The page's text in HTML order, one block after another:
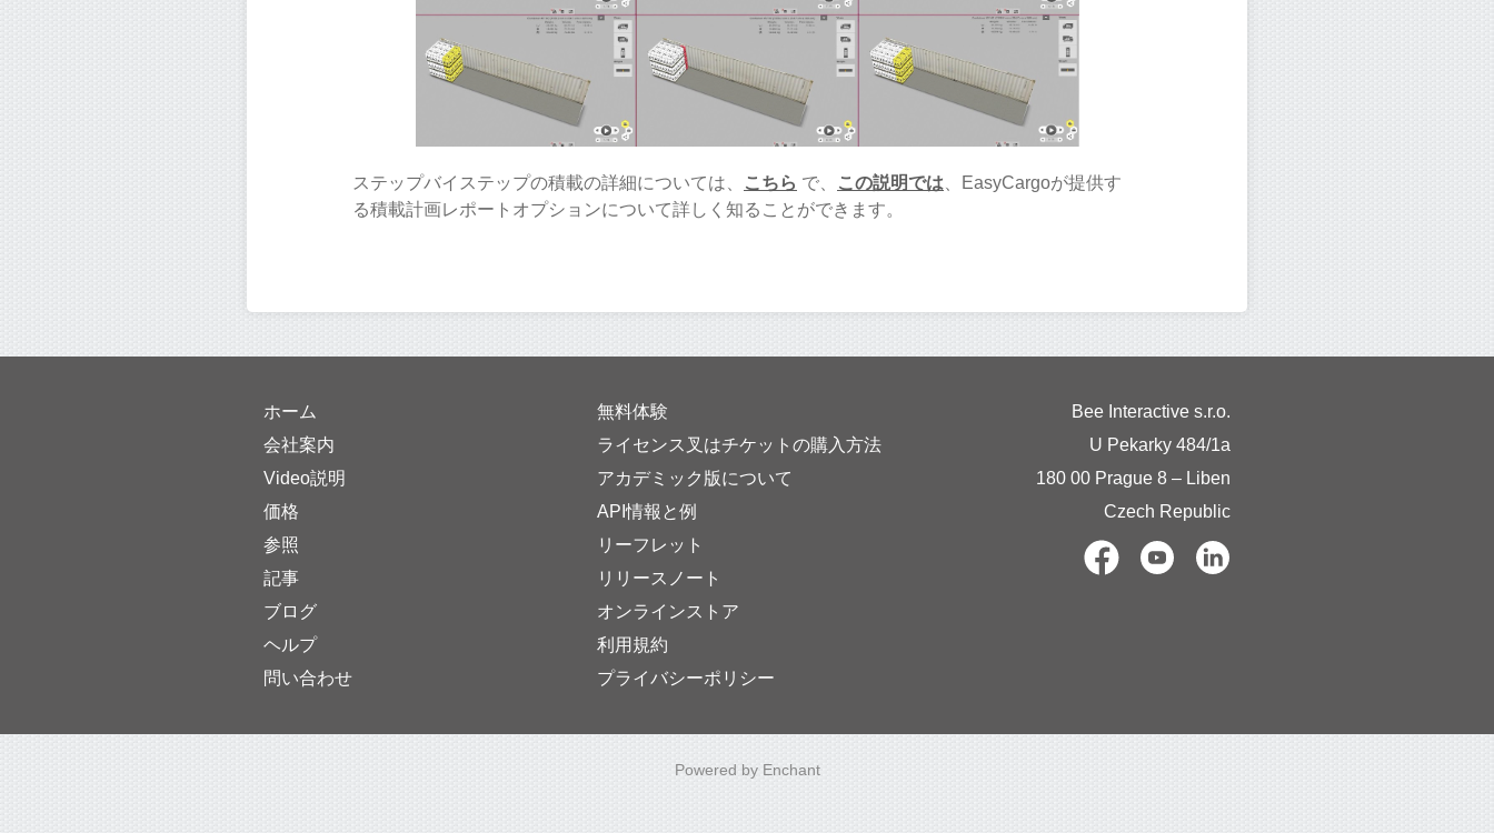
ステップバイステップの積載の詳細については、 こちら で、 この説明では 、EasyCargoが提供す
る積載計画レポートオプションについて詳しく知ることができます。
ホーム
会社案内
Video説明
価格
参照
記事
ブログ
ヘルプ
問い合わせ
無料体験
ライセンス叉はチケットの購入方法
アカデミック版について
API情報と例
リーフレット
リリースノート
オンラインストア
利用規約
プライバシーポリシー
Bee Interactive s.r.o.
U Pekarky 484/1a
180 00 Prague 8 – Liben
Czech Republic
Powered by Enchant